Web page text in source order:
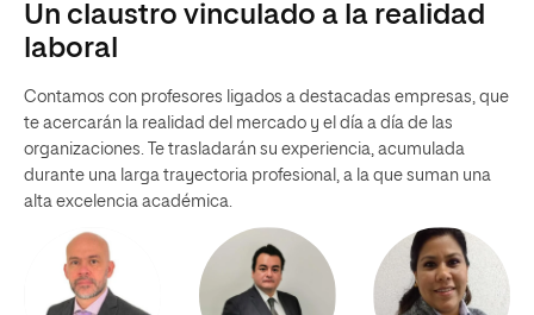
Un claustro vinculado a la realidad
laboral
Contamos con profesores ligados a destacadas empresas, que
te acercarán la realidad del mercado y el día a día de las
organizaciones. Te trasladarán su experiencia, acumulada
durante una larga trayectoria profesional, a la que suman una
alta excelencia académica.